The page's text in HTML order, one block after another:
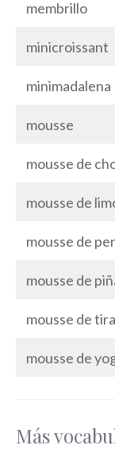
membrillo
minicroissant
minimadalena
mousse
mousse de
mousse de
mousse de
mousse de
mousse de
mousse de
Más